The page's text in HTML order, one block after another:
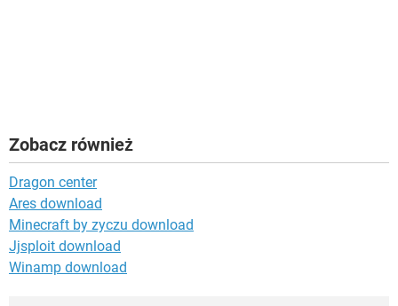
Zobacz również
Dragon center
Ares download
Minecraft by zyczu download
Jjsploit download
Winamp download